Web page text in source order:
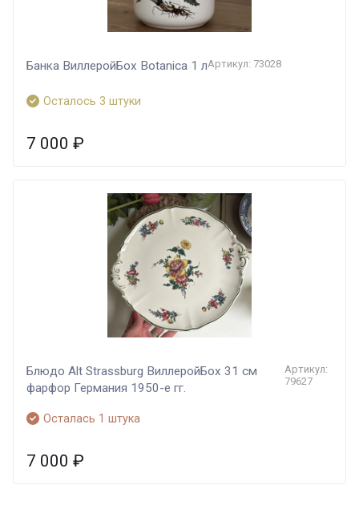
Банка ВиллеройБох Botanica 1 лАртикул: 73028
Осталось 3 штуки
7 000 ₽
Блюдо Alt Strassburg ВиллеройБох 31 см
фарфор Германия 1950-е гг.
Артикул:
79627
Осталась 1 штука
7 000 ₽